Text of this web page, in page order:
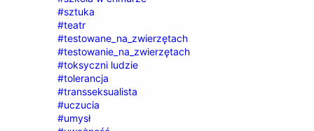
#sztuka
#teatr
#testowane_na_zwierzętach
#testowanie_na_zwierzętach
#toksyczni ludzie
#tolerancja
#transseksualista
#uczucia
#umysł